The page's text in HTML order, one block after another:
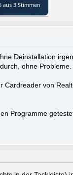
Deinstallation
ohne Probleme.
Cardreader von
Programme